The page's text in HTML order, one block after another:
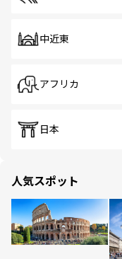
中近東
アフリカ
日本
人気スポット